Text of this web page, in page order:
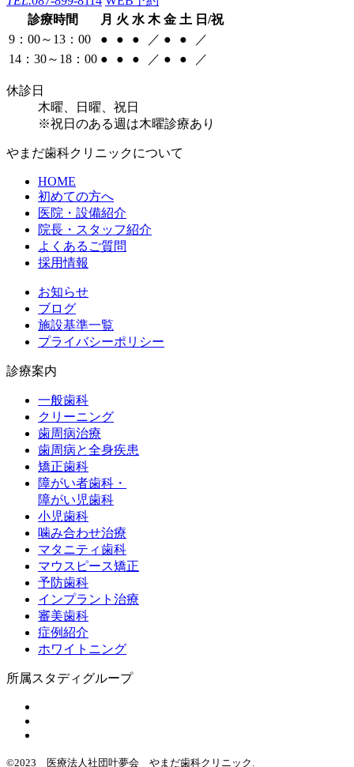
診療時間
月 火 水 木 金 土 日/祝
9：00～13：00
● ● ● ／ ● ●
／
14：30～18：00 ● ● ● ／ ● ● ／
休診日
木曜、日曜、祝日
※祝日のある週は木曜診療あり
やまだ歯科クリニックについて
HOME
初めての方へ
医院・設備紹介
院長・スタッフ紹介
よくあるご質問
採用情報
お知らせ
ブログ
施設基準一覧
プライバシーポリシー
診療案内
一般歯科
クリーニング
歯周病治療
歯周病と全身疾患
矯正歯科
障がい者歯科・
障がい児歯科
小児歯科
噛み合わせ治療
マタニティ歯科
マウスピース矯正
予防歯科
インプラント治療
審美歯科
症例紹介
ホワイトニング
所属スタディグループ
©2023 医療法人社団叶夢会 やまだ歯科クリニック.